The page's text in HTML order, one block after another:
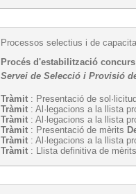
Processos selectius i de
Procés d'estabilització
Servei de Selecció i Provisió
Tràmit : Presentació de
Tràmit : Al·legacions a la llista
Tràmit : Al·legacions a la llista
Tràmit : Presentació de mèrits
Tràmit : Al·legacions a la llista
Tràmit : Llista definitiva de